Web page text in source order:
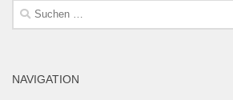
Suchen
nach:
NAVIGATION